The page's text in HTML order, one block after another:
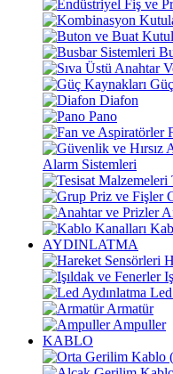
Diafon
Pano
Alarm Sistemleri
AYDINLATMA
Armatür
Ampuller
KABLO